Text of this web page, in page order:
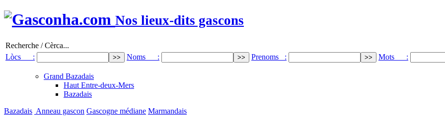
Nos lieux-dits gascons
Recherche / Cèrca...
Lòcs :
Noms : Prenoms : Mots :
Grand Bazadais
Haut Entre-deux-Mers
Bazadais
Bazadais Anneau gascon Gascogne médiane Marmandais